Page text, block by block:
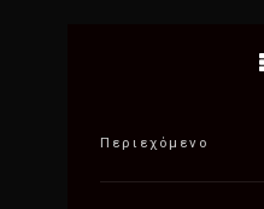
Περιεχόμενο